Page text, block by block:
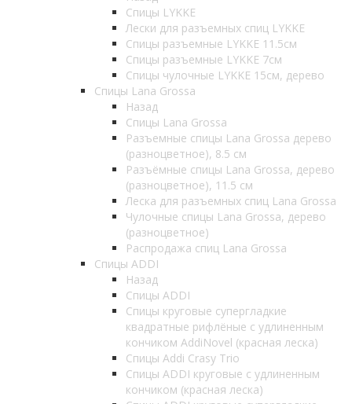
Спицы LYKKE
Лески для разъемных спиц LYKKE
Спицы разъемные LYKKE 11.5см
Спицы разъемные LYKKE 7см
Спицы чулочные LYKKE 15см, дерево
Спицы Lana Grossa
Назад
Спицы Lana Grossa
Разъемные спицы Lana Grossa дерево
(разноцветное), 8.5 см
Разъёмные спицы Lana Grossa, дерево
(разноцветное), 11.5 см
Леска для разъемных спиц Lana Grossa
Чулочные спицы Lana Grossa, дерево
(разноцветное)
Распродажа спиц Lana Grossa
Спицы ADDI
Назад
Спицы ADDI
Спицы круговые супергладкие
квадратные рифлёные с удлиненным
кончиком AddiNovel (красная леска)
Спицы Addi Crasy Trio
Спицы ADDI круговые с удлиненным
кончиком (красная леска)